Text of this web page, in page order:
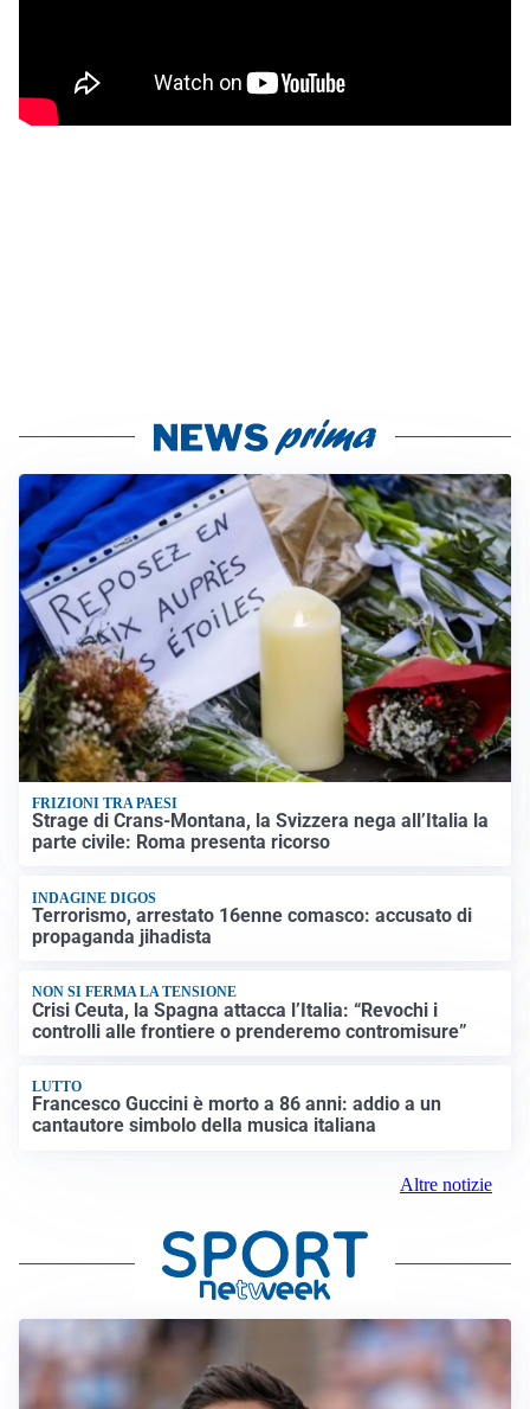
FRIZIONI TRA PAESI
Strage di Crans-Montana, la Svizzera nega all’Italia la
parte civile: Roma presenta ricorso
INDAGINE DIGOS
Terrorismo, arrestato 16enne comasco: accusato di
propaganda jihadista
NON SI FERMA LA TENSIONE
Crisi Ceuta, la Spagna attacca l’Italia: “Revochi i
controlli alle frontiere o prenderemo contromisure”
LUTTO
Francesco Guccini è morto a 86 anni: addio a un
cantautore simbolo della musica italiana
Altre notizie